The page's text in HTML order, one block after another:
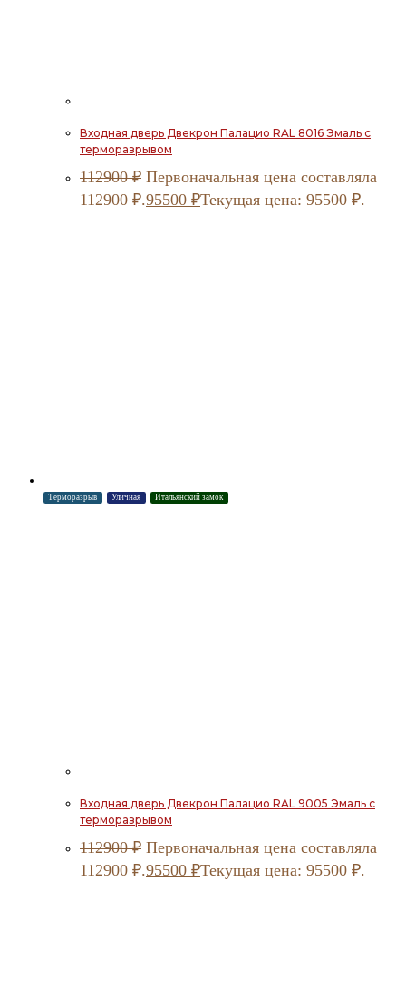
Входная дверь Двекрон Палацио RAL 8016 Эмаль с
терморазрывом
112900₽ Первоначальная цена составляла
112900 ₽.95500 ₽Текущая цена: 95500 ₽.
Терморазрыв Уличная Итальянский замок
Входная дверь Двекрон Палацио RAL 9005 Эмаль с
терморазрывом
112900₽ Первоначальная цена составляла
112900 ₽.95500 ₽Текущая цена: 95500 ₽.